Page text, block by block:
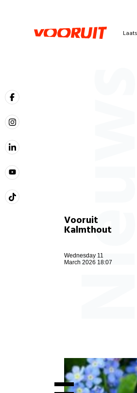
Vooruit
Kalmthout
Wednesday 11
March 2026 18:07